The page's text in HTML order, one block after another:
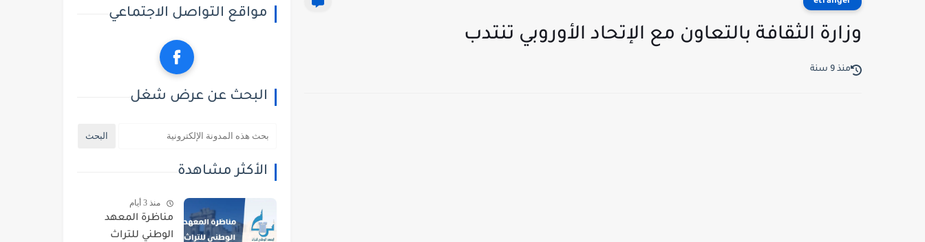
وزارة الثقافة بالتعاون مع الإتحاد الأوروبي تنتدب
منذ 9 سنة
مواقع التواصل الاجتماعي
البحث عن عرض شغل
الأكثر مشاهدة
منذ 3 أيام
مناظرة المعهد
الوطني للتراث